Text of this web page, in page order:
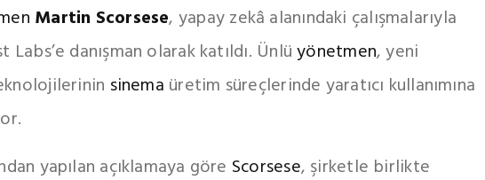
Martin Scorsese, yapay zekâ alanındaki çalışmalarıyla
danışman olarak katıldı. Ünlüyönetmen, yeni
sinema üretim süreçlerinde yaratıcı kullanımına
yapılan açıklamaya göre Scorsese, şirketle birlikte